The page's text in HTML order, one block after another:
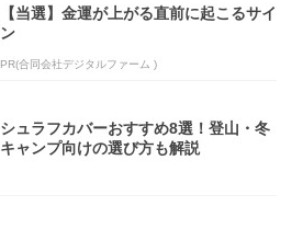
【当選】金運が上がる直前に起こるサイ
ン
PR(合同会社デジタルファーム )
シュラフカバーおすすめ8選！登山・冬
キャンプ向けの選び方も解説